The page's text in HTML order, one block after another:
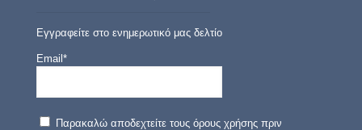
Εγγραφείτε στο ενημερωτικό μας δελτίο
Email*
Παρακαλώ αποδεχτείτε τους όρους χρήσης πριν